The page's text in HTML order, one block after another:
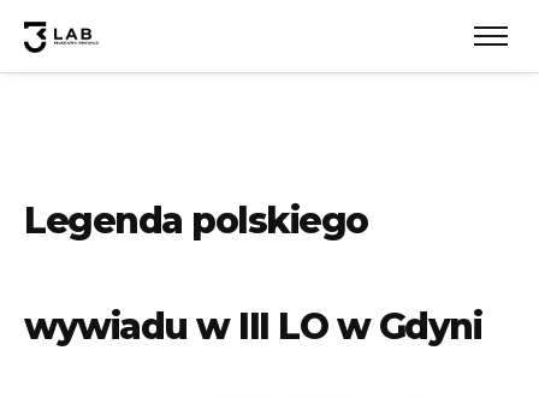
Legenda polskiego
wywiadu w III LO w Gdyni